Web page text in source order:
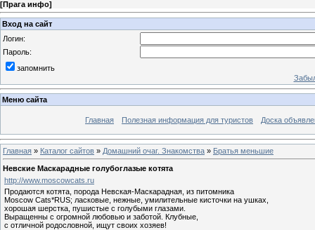
[Прага инфо]
Вход на сайт
Логин:
Пароль:
запомнить
Меню сайта
Главная Полезная информация для туристов Доска
Главная » Каталог сайтов » Домашний очаг. Знакомства » Братья меньшие
Невские Маскарадные голубоглазые котята
http://www.moscowcats.ru
Продаются котята, порода Невская-Маскарадная, из питомника
Moscow Cats*RUS; ласковые, нежные, умилительные кисточки на ушках,
хорошая шерстка, пушистые с голубыми глазами.
Выращенны с огромной любовью и заботой. Клубные,
с отличной родословной, ищут своих хозяев!